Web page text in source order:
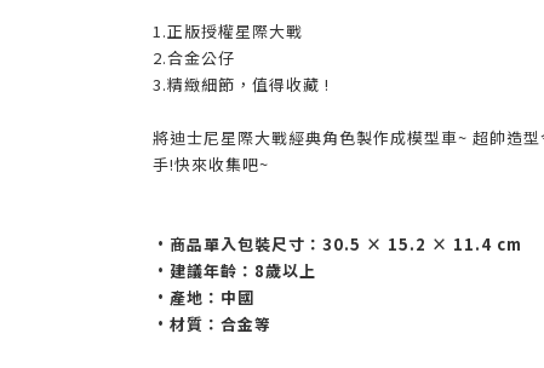
1.正版授權星際大戰
2.合金公仔
3.精緻細節，值得收藏 !
將迪士尼星際大戰經典角色製作成模型車~ 超帥造
手!快來收集吧~
•商品單入包裝尺寸：30.5 × 15.2 × 11.4 cm
•建議年齡：8歲以上
•產地：中國
•材質：合金等